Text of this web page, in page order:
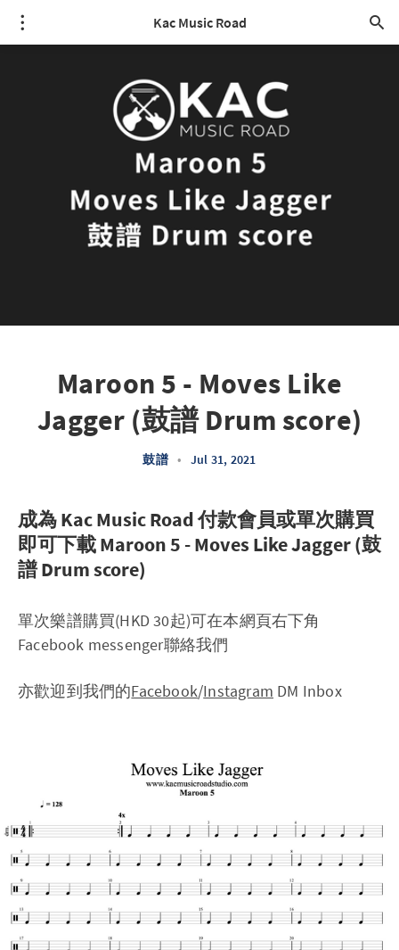
Kac Music Road
Maroon 5 - Moves Like
Jagger (鼓譜 Drum score)
鼓譜 • Jul 31, 2021
成為 Kac Music Road 付款會員或單次購買
即可下載 Maroon 5 - Moves Like Jagger (鼓
譜 Drum score)
單次樂譜購買(HKD 30起)可在本網頁右下角
Facebook messenger聯絡我們
亦歡迎到我們的Facebook/Instagram DM Inbox